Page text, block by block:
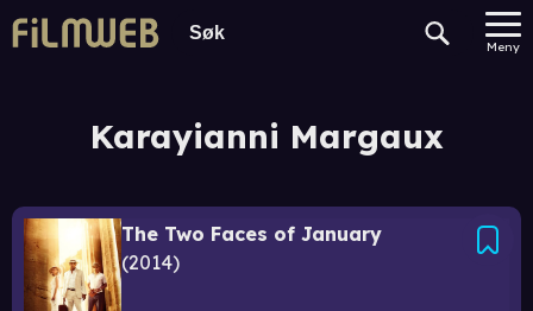
Meny
Karayianni Margaux
The Two Faces of January
2014